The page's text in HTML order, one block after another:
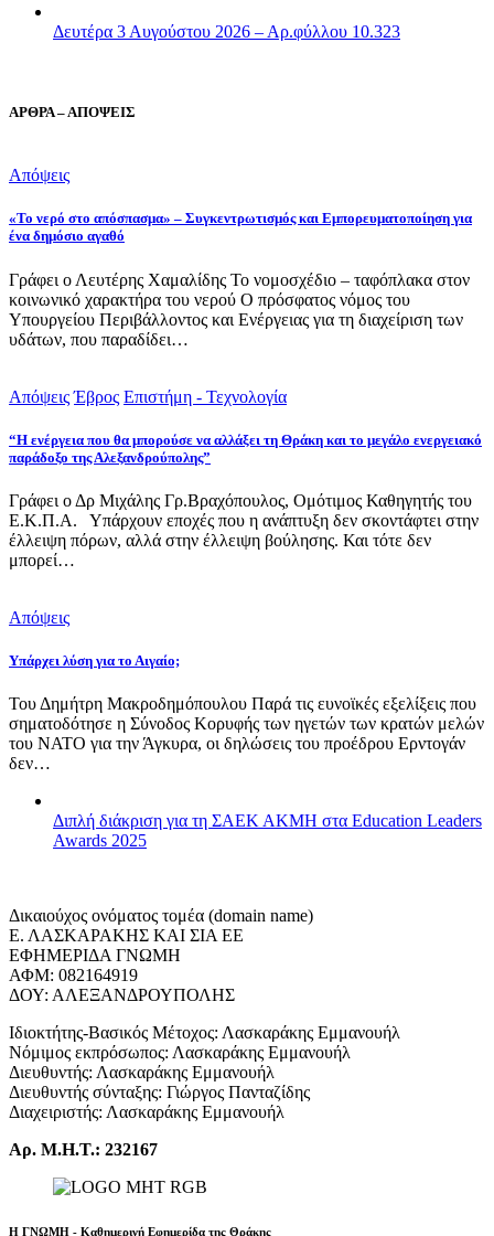
Δευτέρα 3 Αυγούστου 2026 – Αρ.φύλλου 10.323
ΑΡΘΡΑ – ΑΠΟΨΕΙΣ
Απόψεις
«Το νερό στο απόσπασμα» – Συγκεντρωτισμός και Εμπορευματοποίηση για
ένα δημόσιο αγαθό
Γράφει ο Λευτέρης Χαμαλίδης Το νομοσχέδιο – ταφόπλακα στον
κοινωνικό χαρακτήρα του νερού Ο πρόσφατος νόμος του
Υπουργείου Περιβάλλοντος και Ενέργειας για τη διαχείριση των
υδάτων, που παραδίδει…
Απόψεις Έβρος Επιστήμη - Τεχνολογία
“Η ενέργεια που θα μπορούσε να αλλάξει τη Θράκη και το μεγάλο ενεργειακό
παράδοξο της Αλεξανδρούπολης”
Γράφει ο Δρ Μιχάλης Γρ.Βραχόπουλος, Ομότιμος Καθηγητής του
Ε.Κ.Π.Α. Υπάρχουν εποχές που η ανάπτυξη δεν σκοντάφτει στην
έλλειψη πόρων, αλλά στην έλλειψη βούλησης. Και τότε δεν
μπορεί…
Απόψεις
Υπάρχει λύση για το Αιγαίο;
Του Δημήτρη Μακροδημόπουλου Παρά τις ευνοϊκές εξελίξεις που
σηματοδότησε η Σύνοδος Κορυφής των ηγετών των κρατών μελών
του ΝΑΤΟ για την Άγκυρα, οι δηλώσεις του προέδρου Ερντογάν
δεν…
Διπλή διάκριση για τη ΣΑΕΚ ΑΚΜΗ στα Education Leaders
Awards 2025
Δικαιούχος ονόματος τομέα (domain name)
Ε. ΛΑΣΚΑΡΑΚΗΣ ΚΑΙ ΣΙΑ ΕΕ
ΕΦΗΜΕΡΙΔΑ ΓΝΩΜΗ
ΑΦΜ: 082164919
ΔΟΥ: ΑΛΕΞΑΝΔΡΟΥΠΟΛΗΣ
Ιδιοκτήτης-Βασικός Μέτοχος: Λασκαράκης Εμμανουήλ
Νόμιμος εκπρόσωπος: Λασκαράκης Εμμανουήλ
Διευθυντής: Λασκαράκης Εμμανουήλ
Διευθυντής σύνταξης: Γιώργος Πανταζίδης
Διαχειριστής: Λασκαράκης Εμμανουήλ
Αρ. Μ.Η.Τ.: 232167
Η ΓΝΩΜΗ - Καθημερινή Εφημερίδα της Θράκης